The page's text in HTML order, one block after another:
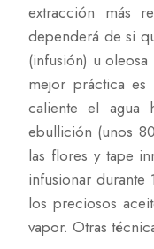
extracción más
dependerá de si
(infusión) u
mejor práctica es
caliente el agua
ebullición (unos
las flores y tape
infusionar durante
los preciosos
vapor. Otras